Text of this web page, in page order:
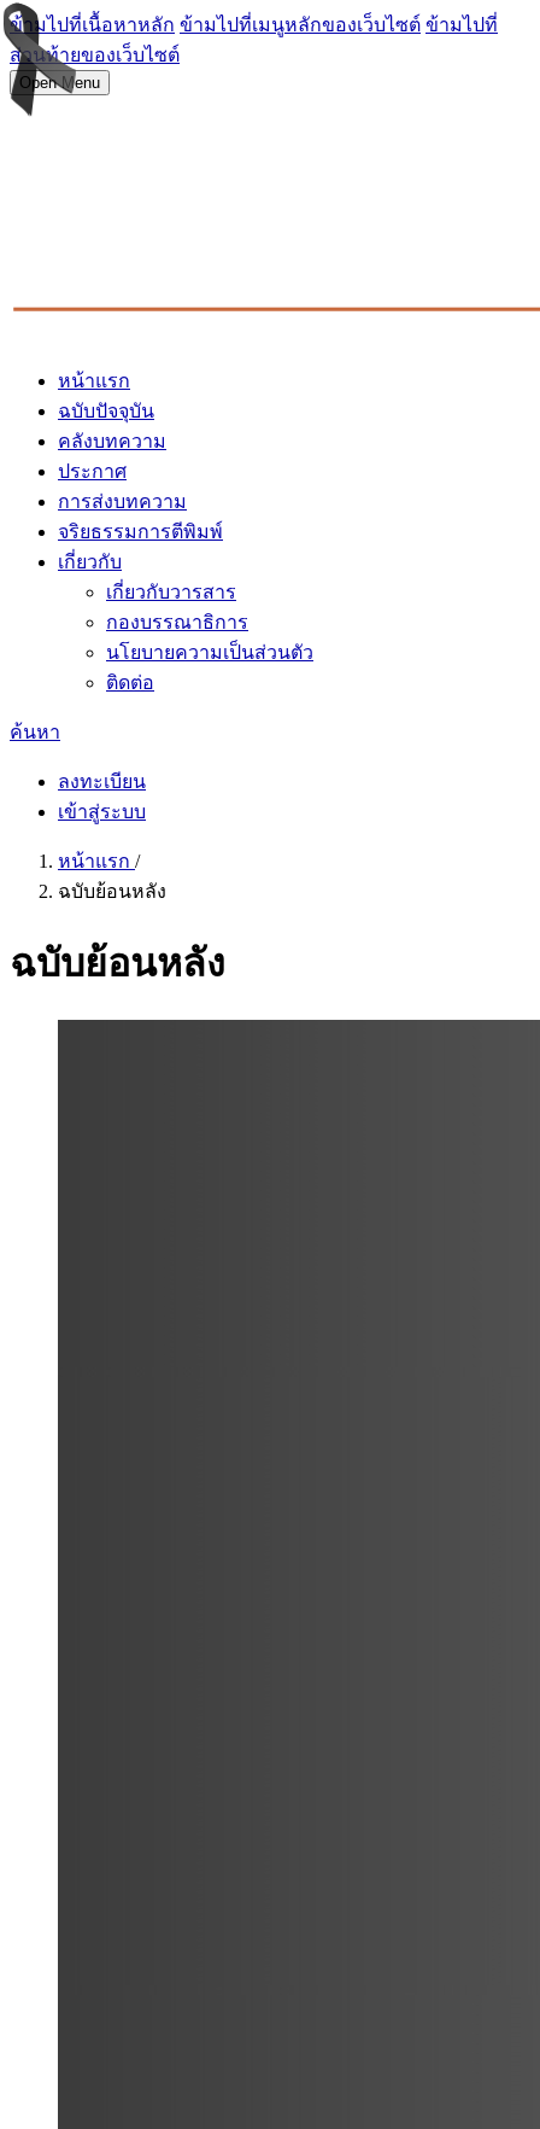
ข้ามไปที่เนื้อหาหลัก ข้ามไปที่เมนูหลักของเว็บไซต์ ข้ามไปที่
ส่วนท้ายของเว็บไซต์
Open Menu
หน้าแรก
ฉบับปัจจุบัน
คลังบทความ
ประกาศ
การส่งบทความ
จริยธรรมการตีพิมพ์
เกี่ยวกับ
เกี่ยวกับวารสาร
กองบรรณาธิการ
นโยบายความเป็นส่วนตัว
ติดต่อ
ค้นหา
ลงทะเบียน
เข้าสู่ระบบ
หน้าแรก /
ฉบับย้อนหลัง
ฉบับย้อนหลัง